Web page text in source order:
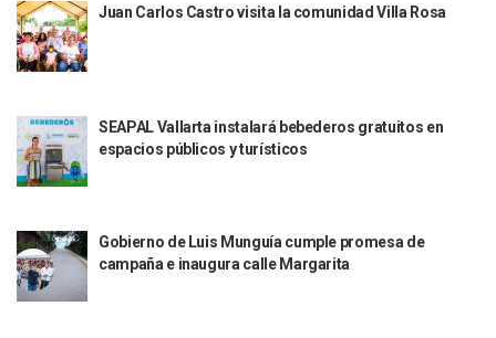
Melissa Madero Denuncia Despido De Su Personal Por
Quema Controlada En Atenguillo Busca Minimizar Riesgo
Marx Arriaga Abandona Oficinas De La SEP Tras 100
Hay 507 Personas Desaparecidas En Puerto Vallarta
Gobierno De Lemus Abre Oficina Especializada En
Juan Carlos Castro visita la comunidad Villa Rosa
SEAPAL Vallarta instalará bebederos gratuitos en
espacios públicos y turísticos
Gobierno de Luis Munguía cumple promesa de
campaña e inaugura calle Margarita